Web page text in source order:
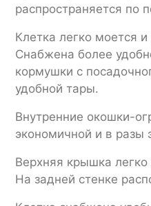
распространяется по
Клетка легко моется
Снабжена более
кормушки с
удобной тары.
Внутренние окошки-
экономичной и в разы
Верхняя крышка
На задней стенке